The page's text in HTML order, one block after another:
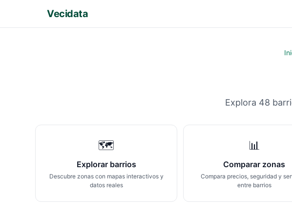
Vecidata
Explora 48
🗺️
Explorar barrios
Descubre zonas con mapas interactivos y
datos reales
📊
Comparar zonas
Compara precios, seguridad y
entre barrios